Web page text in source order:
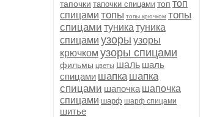
тапочки тапочки спицами топ топ
спицами топы топы крючком топы
спицами туника туника
спицами узоры узоры
крючком узоры спицами
фильмы цветы шаль шаль
спицами шапка шапка
спицами шапочка шапочка
спицами шарф шарф спицами
шитье